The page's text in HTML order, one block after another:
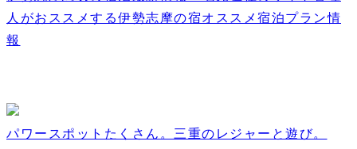
人がおススメする伊勢志摩の宿オススメ宿泊プラン情
報
パワースポットたくさん。三重のレジャーと遊び。